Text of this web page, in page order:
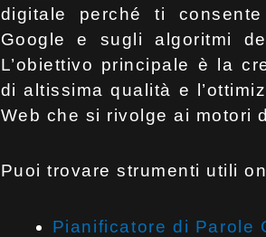
digitale perché ti
Google e sugli algoritmi
L’obiettivo principale è la
di altissima qualità e
Web che si rivolge ai motori
Puoi trovare strumenti utili
Pianificatore di Parole